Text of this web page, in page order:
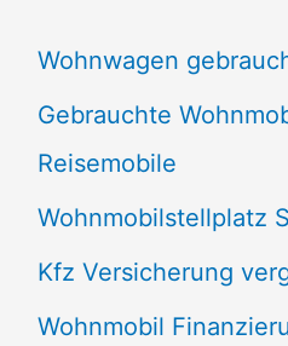
Wohnwagen
Gebrauchte
Reisemobile
Wohnmobilstellplatz
Kfz Versicherung
Wohnmobil